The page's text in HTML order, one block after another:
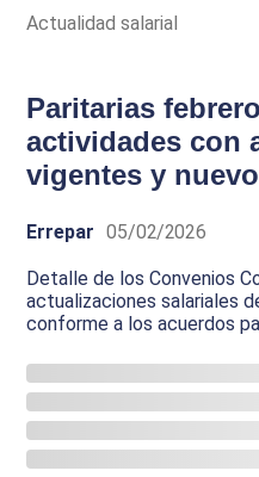
Actualidad salarial
Paritarias
actividades con
vigentes y
Errepar 05/02/2026
Detalle de los Convenios
actualizaciones salariales
conforme a los acuerdos